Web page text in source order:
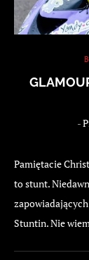
-
Pamiętacie
to stunt.
Stuntin. Nie